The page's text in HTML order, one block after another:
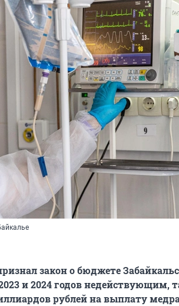
закон о бюджете
и 2024 годов недействующим,
рублей на выплату